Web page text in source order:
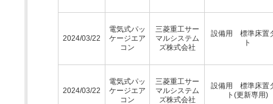
2024/03/22
電気式パッ
ケージエア
コン
三菱重工サー
マルシステム
ズ株式会社
設備用 標準床置
ト
2024/03/22
電気式パッ
ケージエア
コン
三菱重工サー
マルシステム
ズ株式会社
設備用 標準床置
ト(更新専用)